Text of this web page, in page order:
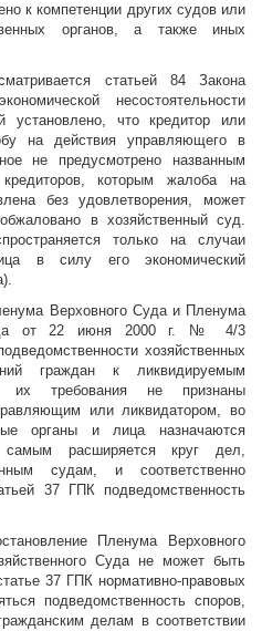
к компетенции других судов или
органов, а также иных
статьей 84 Закона
несостоятельности
установлено, что кредитор или
на действия управляющего в
не предусмотрено названным
которым жалоба на
без удовлетворения, может
в хозяйственный суд.
только на случаи
в силу его экономический
Верховного Суда и Пленума
от 22 июня 2000 г. № 4/3
хозяйственных
граждан к ликвидируемым
их требования не признаны
или ликвидатором, во
органы и лица назначаются
расширяется круг дел,
судам, и соответственно
37 ГПК подведомственность
Пленума Верховного
Суда не может быть
37 ГПК нормативно-правовых
подведомственность споров,
делам в соответствии